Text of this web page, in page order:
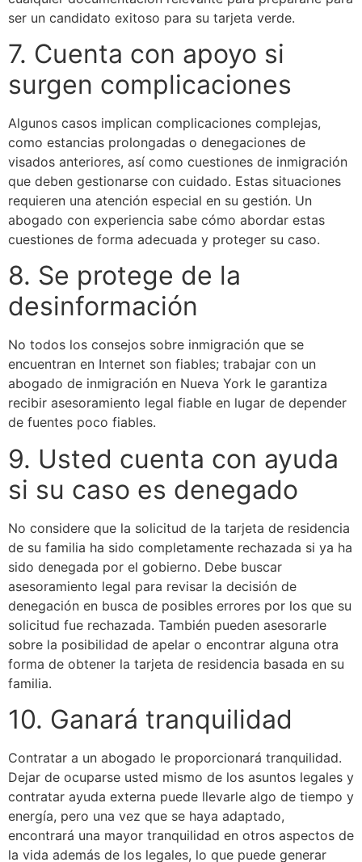
ser un candidato exitoso para su tarjeta verde.
7. Cuenta con apoyo si
surgen complicaciones
Algunos casos implican complicaciones complejas,
como estancias prolongadas o denegaciones de
visados anteriores, así como cuestiones de inmigración
que deben gestionarse con cuidado. Estas situaciones
requieren una atención especial en su gestión. Un
abogado con experiencia sabe cómo abordar estas
cuestiones de forma adecuada y proteger su caso.
8. Se protege de la
desinformación
No todos los consejos sobre inmigración que se
encuentran en Internet son fiables; trabajar con un
abogado de inmigración en Nueva York le garantiza
recibir asesoramiento legal fiable en lugar de depender
de fuentes poco fiables.
9. Usted cuenta con ayuda
si su caso es denegado
No considere que la solicitud de la tarjeta de residencia
de su familia ha sido completamente rechazada si ya ha
sido denegada por el gobierno. Debe buscar
asesoramiento legal para revisar la decisión de
denegación en busca de posibles errores por los que su
solicitud fue rechazada. También pueden asesorarle
sobre la posibilidad de apelar o encontrar alguna otra
forma de obtener la tarjeta de residencia basada en su
familia.
10. Ganará tranquilidad
Contratar a un abogado le proporcionará tranquilidad.
Dejar de ocuparse usted mismo de los asuntos legales y
contratar ayuda externa puede llevarle algo de tiempo y
energía, pero una vez que se haya adaptado,
encontrará una mayor tranquilidad en otros aspectos de
la vida además de los legales, lo que puede generar